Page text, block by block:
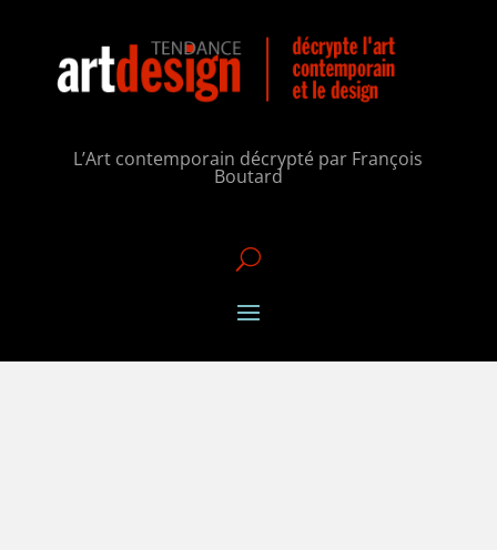
L’Art contemporain décrypté par François
Boutard
U